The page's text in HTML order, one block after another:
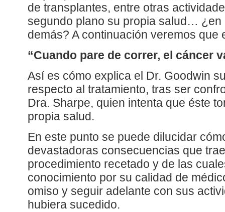
de transplantes, entre otras
segundo plano su propia salud… ¿en
demás? A continuación veremos que
“Cuando pare de correr, el cáncer
Así es cómo explica el Dr. Goodwin
respecto al tratamiento, tras ser
Dra. Sharpe, quien intenta que éste
propia salud.
En este punto se puede dilucidar
devastadoras consecuencias que
procedimiento recetado y de las
conocimiento por su calidad de
omiso y seguir adelante con sus
hubiera sucedido.